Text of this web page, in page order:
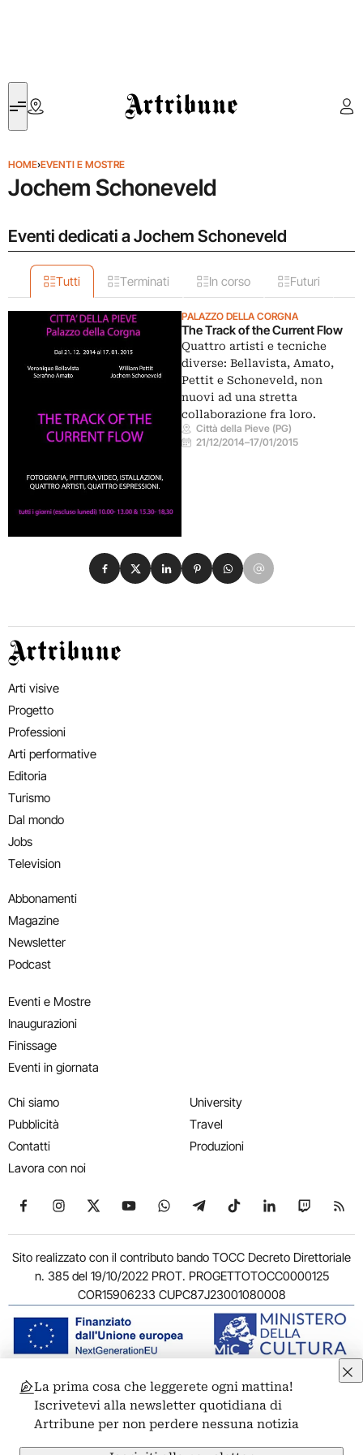
Artribune
HOME›EVENTI E MOSTRE
Jochem Schoneveld
Eventi dedicati a Jochem Schoneveld
Tutti Terminati In corso Futuri
PALAZZO DELLA CORGNA
The Track of the Current Flow
Quattro artisti e tecniche
diverse: Bellavista, Amato,
Pettit e Schoneveld, non
nuovi ad una stretta
collaborazione fra loro.
Città della Pieve (PG)
21/12/2014–17/01/2015
Condividi su Facebook
Condividi su X
Condividi su LinkedIn
Condividi su Pinterest
Condividi su WhatsApp
Condividi su Email
Artribune
Arti visive
Progetto
Professioni
Arti performative
Editoria
Turismo
Dal mondo
Jobs
Television
Abbonamenti
Magazine
Newsletter
Podcast
Eventi e Mostre
Inaugurazioni
Finissage
Eventi in giornata
Chi siamo
Pubblicità
Contatti
Lavora con noi
University
Travel
Produzioni
Seguici su Facebook
Seguici su Instagram
Seguici su X
Seguici su YouTube
Seguici su WhatsApp
Seguici su Telegram
Seguici su TikTok
Seguici su
Seguici
Sito realizzato con il contributo bando TOCC Decreto Direttoriale
n. 385 del 19/10/2022 PROT. PROGETTOTOCC0000125
COR15906233 CUPC87J23001080008
© 2011-2026 ARTRIBUNE srl – Corso Vittorio Emanuele II, 287 –
00186 Roma - P.I. 11381581005
Privacy: Responsabile della protezione dei dati personali
ARTRIBUNE srl – Corso Vittorio Emanuele II, 287 – 00186 Roma
La prima cosa che leggerete ogni mattina!
Iscrivetevi alla newsletter quotidiana di
Artribune per non perdere nessuna notizia